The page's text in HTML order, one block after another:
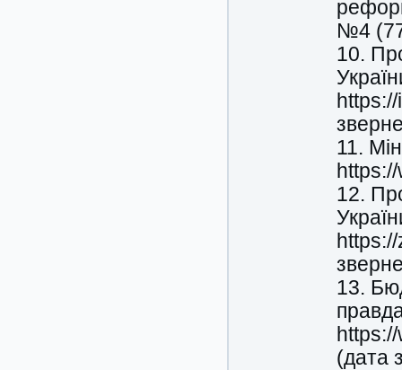
№4
10.
11.
12.
13.
(дата